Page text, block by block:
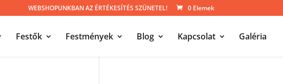
WEBSHOPUNKBAN AZ ÉRTÉKESÍTÉS SZÜNETEL! 0 Elemek
Festők Festmények Blog Kapcsolat Galéria